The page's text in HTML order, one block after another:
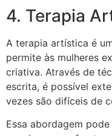
4. Terapia
A terapia artística é
permite às mulheres
criativa. Através de
escrita, é possível
vezes são difíceis de
Essa abordagem